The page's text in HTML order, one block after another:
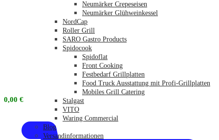
0,00 €
Neumärker Crepeseisen
Neumärker Glühweinkessel
NordCap
Roller Grill
SARO Gastro Products
Spidocook
Spidoflat
Front Cooking
Festbedarf Grillplatten
Food Truck Ausstattung mit Profi-Grillplatten
Mobiles Grill Catering
Stalgast
VITO
Waring Commercial
Blog
Versandinformationen